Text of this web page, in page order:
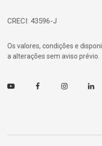
CRECI: 43596-J
Os valores, condições e
a alterações sem aviso prévio.
Youtube FacebookInstagram